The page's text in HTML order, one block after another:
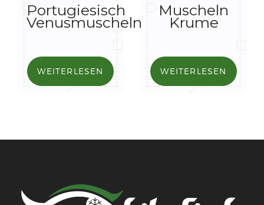
Portugiesisch
Venusmuscheln
WEITERLESEN
Muscheln
Krume
WEITERLESEN